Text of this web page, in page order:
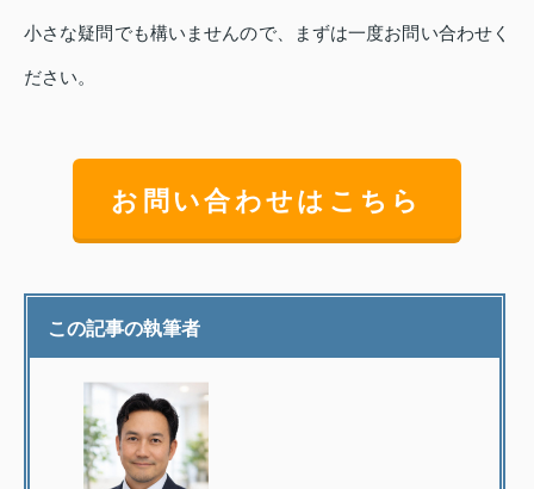
小さな疑問でも構いませんので、まずは一度お問い合わせく
ださい。
お問い合わせはこちら
この記事の執筆者